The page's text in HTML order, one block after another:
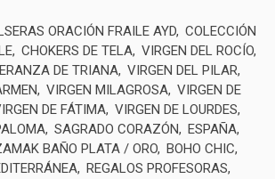
ORACIÓN FRAILE AYD COLECCIÓN
CHOKERS DE TELA VIRGEN DEL ROCÍO
DE TRIANA VIRGEN DEL PILAR
VIRGEN MILAGROSA VIRGEN DE
DE FÁTIMA VIRGEN DE LOURDES
SAGRADO CORAZÓN
ESPAÑA
BAÑO PLATA / ORO BOHO CHIC
REGALOS PROFESORAS